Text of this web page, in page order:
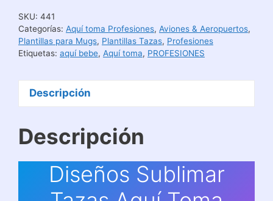
Técnico
de
Avión
SKU: 441
Categorías: Aquí toma Profesiones, Aviones & Aeropuertos,
Plantillas para Mugs, Plantillas Tazas, Profesiones
Etiquetas: aquí bebe, Aquí toma, PROFESIONES
Descripción
Descripción
Diseños Sublimar